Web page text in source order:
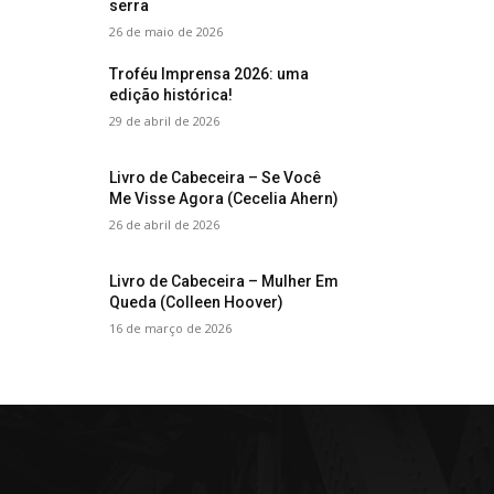
serra
26 de maio de 2026
Troféu Imprensa 2026: uma
edição histórica!
29 de abril de 2026
Livro de Cabeceira – Se Você
Me Visse Agora (Cecelia Ahern)
26 de abril de 2026
Livro de Cabeceira – Mulher Em
Queda (Colleen Hoover)
16 de março de 2026